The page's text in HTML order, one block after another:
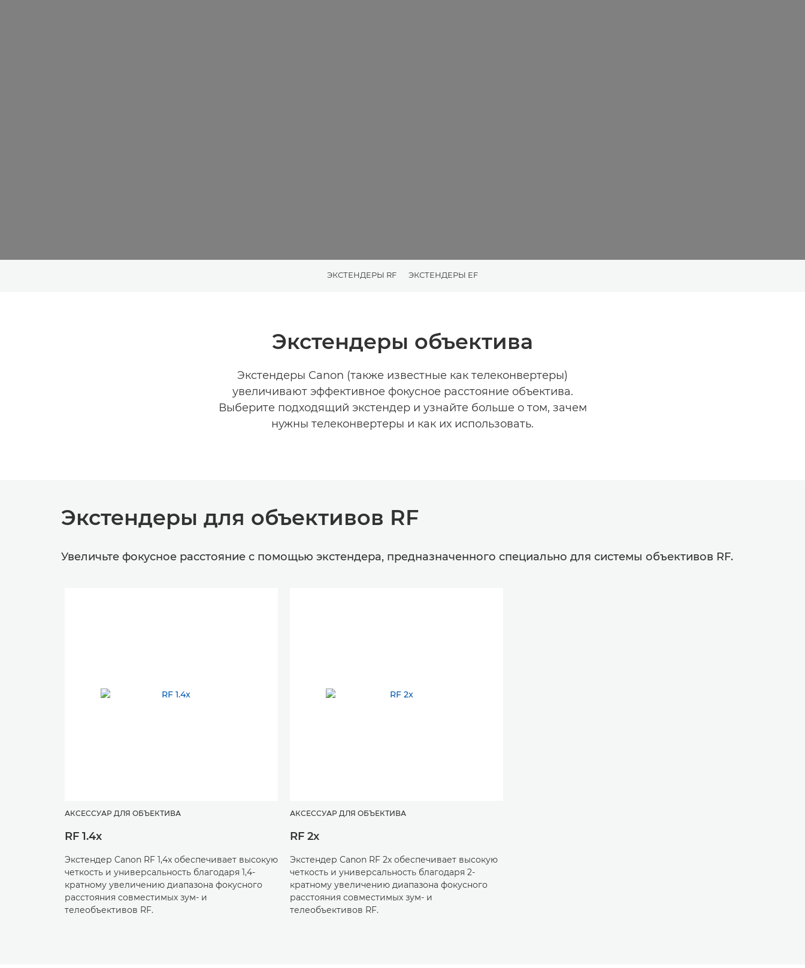
ЭКСТЕНДЕРЫ RF ЭКСТЕНДЕРЫ EF
Экстендеры объектива
Экстендеры Canon (также известные как телеконвертеры)
увеличивают эффективное фокусное расстояние объектива.
Выберите подходящий экстендер и узнайте больше о том, зачем
нужны телеконвертеры и как их использовать.
Экстендеры для объективов RF
Увеличьте фокусное расстояние с помощью экстендера, предназначенного специально для системы объективов RF.
АКСЕССУАР ДЛЯ ОБЪЕКТИВА
RF 1.4x
Экстендер Canon RF 1,4x обеспечивает высокую
четкость и универсальность благодаря 1,4-
кратному увеличению диапазона фокусного
расстояния совместимых зум- и
телеобъективов RF.
АКСЕССУАР ДЛЯ ОБЪЕКТИВА
RF 2x
Экстендер Canon RF 2x обеспечивает высокую
четкость и универсальность благодаря 2-
кратному увеличению диапазона фокусного
расстояния совместимых зум- и
телеобъективов RF.